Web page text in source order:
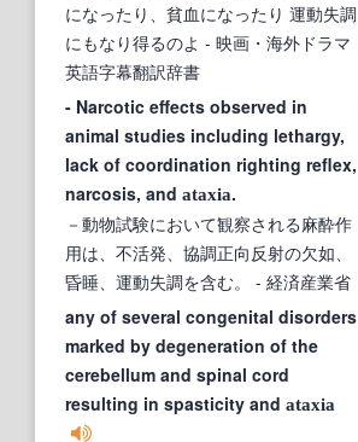
になったり、貧血になったり 運動失調
にもなり得るのよ - 映画・海外ドラマ
英語字幕翻訳辞書
- Narcotic effects observed in
animal studies including lethargy,
lack of coordination righting reflex,
narcosis, and ataxia.
－動物試験において観察される麻酔作
用は、不活発、協調正向反射の欠如、
昏睡、運動失調を含む。
- 経済産業省
any of several congenital disorders
marked by degeneration of the
cerebellum and spinal cord
resulting in spasticity and ataxia